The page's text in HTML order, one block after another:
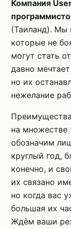
Компания
(Таиланд). Мы
которые не
могут стать
давно
но их
нежелание
на множестве
обозначим
круглый год,
конечно, и
их связано
но когда вас
большая их
Ждём ваши